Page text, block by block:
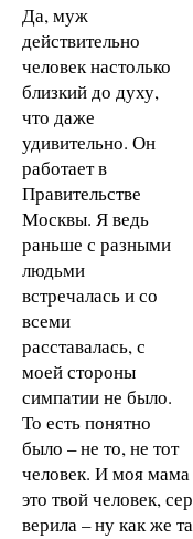
Да, муж
действительно
человек настолько
близкий до духу,
что даже
удивительно. Он
работает в
Правительстве
Москвы. Я ведь
раньше с разными
людьми
встречалась и со
всеми
расставалась, с
моей стороны
симпатии не было.
То есть понятно
было – не то, не тот
человек. И моя
это твой человек,
верила – ну как же